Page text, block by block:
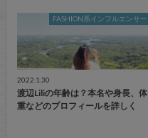
FASHION系インフルエンサー
2022.1.30
渡辺Liliの年齢は？本名や身長、体
重などのプロフィールを詳しく